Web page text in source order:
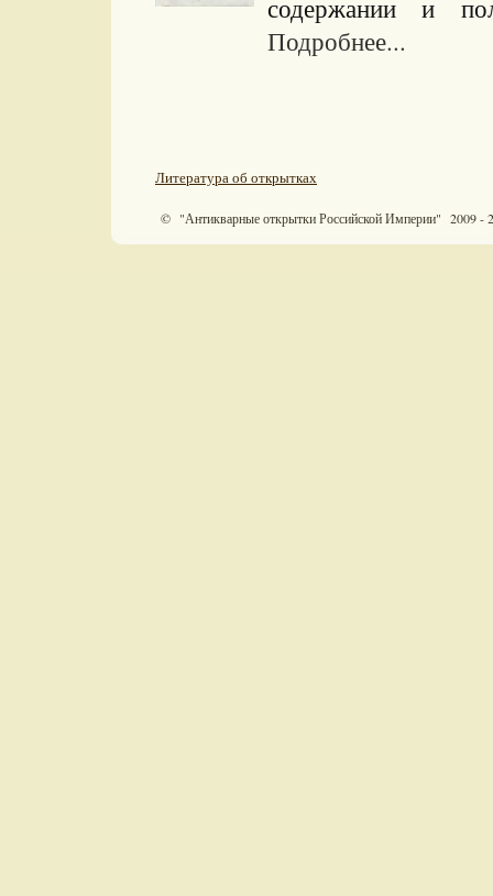
содержании и
Подробнее...
Литература об открытках
© "Антикварные открытки Российской Империи" 2009 -